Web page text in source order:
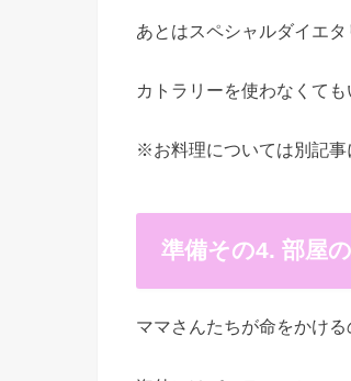
あとはスペシャルダイエ
カトラリーを使わなくて
※お料理については別記事
準備その4. 部屋
ママさんたちが命をかける